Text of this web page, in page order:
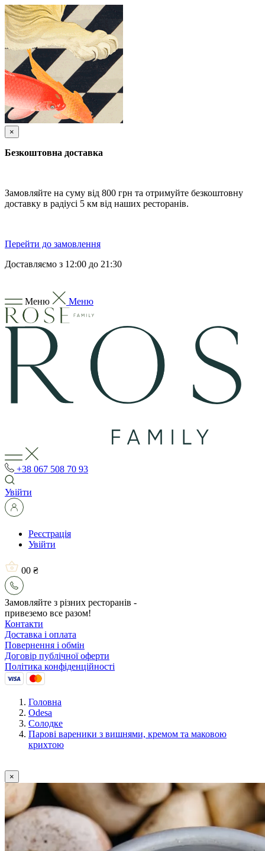
×
Безкоштовна доставка
Замовляйте на суму від 800 грн та отримуйте безкоштовну
доставку в радіусі 5 км від наших ресторанів.
Перейти до замовлення
Доставляємо з 12:00 до 21:30
Меню Меню
+38 067 508 70 93
Увійти
Реєстрація
Увійти
00 ₴
Замовляйте з різних ресторанів -
привеземо все разом!
Контакти
Доставка і оплата
Повернення і обмін
Договір публічної оферти
Політика конфіденційності
Головна
Odesa
Солодке
Парові вареники з вишнями, кремом та маковою
крихтою
×